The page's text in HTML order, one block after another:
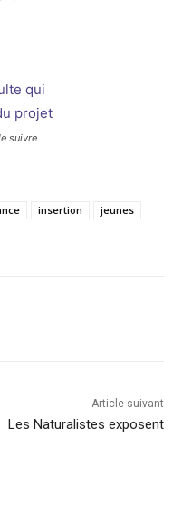
suivre
insertion
jeunes
Article suivant
Les Naturalistes exposent